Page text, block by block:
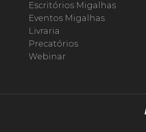
Escritórios Migalhas
Eventos Migalhas
Livraria
Precatórios
Webinar